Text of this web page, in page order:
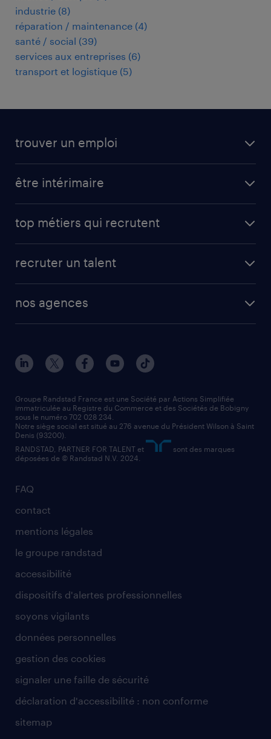
industrie (8)
réparation / maintenance (4)
santé / social (39)
services aux entreprises (6)
transport et logistique (5)
trouver un emploi
créer un compte candidat
être intérimaire
app talent / portail web
top métiers qui recrutent
manutentionnaire
assistant administratif
comptable
recruter un talent
solutions opérationnelles
contact entreprise
faq intérim / recrutement
nos agences
nos agences par ville
nos agences par région
nos cabinets de recrutement
FAQ
contact
mentions légales
le groupe randstad
accessibilité
dispositifs d'alertes professionnelles
soyons vigilants
données personnelles
gestion des cookies
signaler une faille de sécurité
déclaration d'accessibilité : non conforme
sitemap
Groupe Randstad France est une Société par Actions Simplifiée
immatriculée au Registre du Commerce et des Sociétés de Bobigny
sous le numéro 702 028 234.
Notre siège social est situé au 276 avenue du Président Wilson à Saint
Denis (93200).
RANDSTAD, PARTNER FOR TALENT et
sont des marques
déposées de © Randstad N.V. 2024.